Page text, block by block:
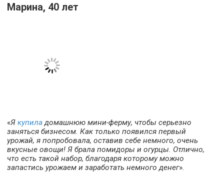
Марина, 40 лет
«Якупиладомашнюю мини-ферму, чтобы серьезно
заняться бизнесом. Как только появился первый
урожай, я попробовала, оставив себе немного, очень
вкусные овощи! Я брала помидоры и огурцы. Отлично,
что есть такой набор, благодаря которому можно
запастись урожаем и заработать немного денег».